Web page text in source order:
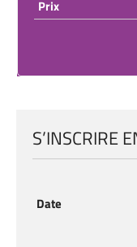
Prix
S’INSCRIRE
Date